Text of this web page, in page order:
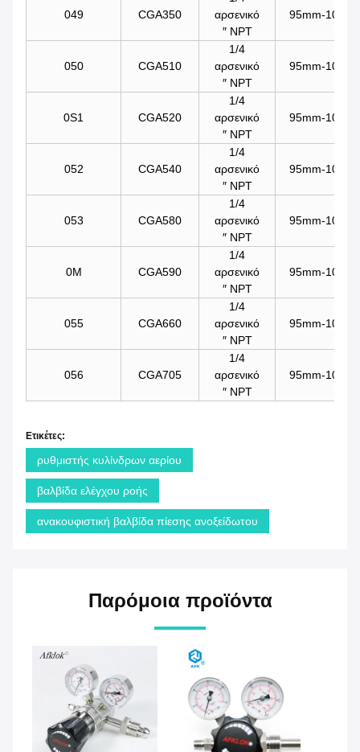
049 CGA350
αρσενικό
″ NPT
95mm-
050 CGA510
1/4
αρσενικό
″ NPT
95mm-
0S1 CGA520
1/4
αρσενικό
″ NPT
95mm-
052 CGA540
1/4
αρσενικό
″ NPT
95mm-
053 CGA580
1/4
αρσενικό
″ NPT
95mm-
0M CGA590
1/4
αρσενικό
″ NPT
95mm-
055 CGA660
1/4
αρσενικό
″ NPT
95mm-
056 CGA705
1/4
αρσενικό
″ NPT
95mm-
Ετικέτες:
ρυθμιστής κυλίνδρων αερίου
βαλβίδα ελέγχου ροής
ανακουφιστική βαλβίδα πίεσης ανοξείδωτου
Παρόμοια προϊόντα